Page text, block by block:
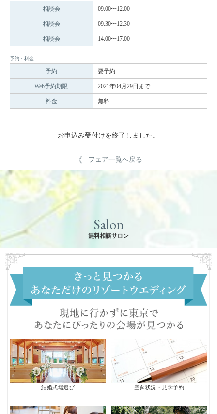
相談会 09:00〜12:00
相談会 09:30〜12:30
相談会 14:00〜17:00
予約・料金
予約 要予約
Web予約期限 2021年04月29日まで
料金 無料
お申込み受付けを終了しました。
フェア一覧へ戻る
Salon
無料相談サロン
結婚式場選び 空き状況・見学予約